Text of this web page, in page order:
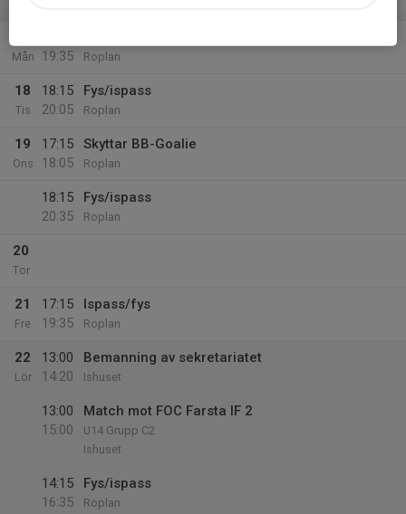
Mån
19:35
Roplan
18
Tis
18:15
20:05
Fys/ispass
Roplan
19
Ons
17:15
18:05
Skyttar BB-Goalie
Roplan
18:15
20:35
Fys/ispass
Roplan
20
Tor
21
Fre
17:15
19:35
Ispass/fys
Roplan
22
Lör
13:00
14:20
Bemanning av sekretariatet
Ishuset
13:00
15:00
Match mot FOC Farsta IF 2
U14 Grupp C2
Ishuset
14:15
16:35
Fys/ispass
Roplan